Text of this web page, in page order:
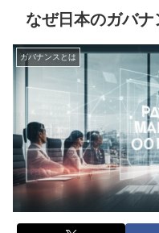
なぜ日本のガバ
ガバナンスとは